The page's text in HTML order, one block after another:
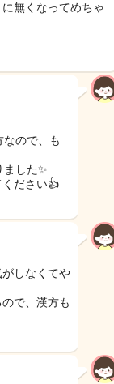
無くなってめちゃ
ので、も
した✨
ださい👍
しなくてや
で、漢方も